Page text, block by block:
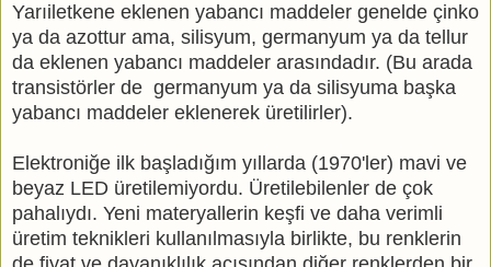
Yarıiletkene eklenen yabancı maddeler genelde çinko
ya da azottur ama, silisyum, germanyum ya da tellur
da eklenen yabancı maddeler arasındadır. (Bu arada
transistörler de germanyum ya da silisyuma başka
yabancı maddeler eklenerek üretilirler).
Elektroniğe ilk başladığım yıllarda (1970'ler) mavi ve
beyaz LED üretilemiyordu. Üretilebilenler de çok
pahalıydı. Yeni materyallerin keşfi ve daha verimli
üretim teknikleri kullanılmasıyla birlikte, bu renklerin